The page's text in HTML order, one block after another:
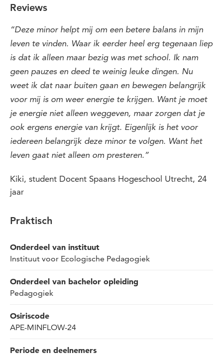
Reviews
“Deze minor helpt mij om een betere balans in mijn
leven te vinden. Waar ik eerder heel erg tegenaan liep
is dat ik alleen maar bezig was met school. Ik nam
geen pauzes en deed te weinig leuke dingen. Nu
weet ik dat naar buiten gaan en bewegen belangrijk
voor mij is om weer energie te krijgen. Want je moet
je energie niet alleen weggeven, maar zorgen dat je
ook ergens energie van krijgt. Eigenlijk is het voor
iedereen belangrijk deze minor te volgen. Want het
leven gaat niet alleen om presteren.”
Kiki, student Docent Spaans Hogeschool Utrecht, 24
jaar
Praktisch
Onderdeel van instituut
Instituut voor Ecologische Pedagogiek
Onderdeel van bachelor opleiding
Pedagogiek
Osiriscode
APE-MINFLOW-24
Periode en deelnemers